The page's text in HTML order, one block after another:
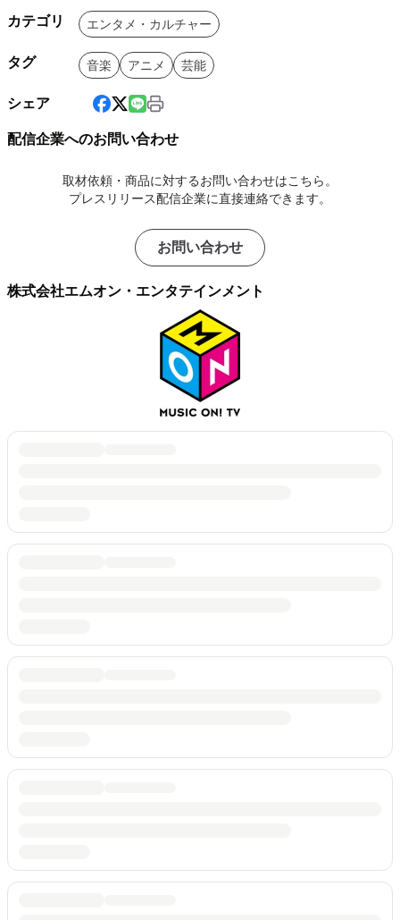
カテゴリ エンタメ・カルチャー
タグ 音楽 アニメ 芸能
シェア
配信企業へのお問い合わせ
取材依頼・商品に対するお問い合わせはこちら。
プレスリリース配信企業に直接連絡できます。
お問い合わせ
株式会社エムオン・エンタテインメント